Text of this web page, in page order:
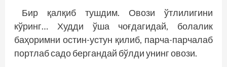
Бир қалқиб тушдим. Овози ўтлилигини
кўринг… Худди ўша чоғдагидай, болалик
баҳоримни остин-устун қилиб, парча-парчалаб
портлаб садо бергандай бўлди унинг овози.